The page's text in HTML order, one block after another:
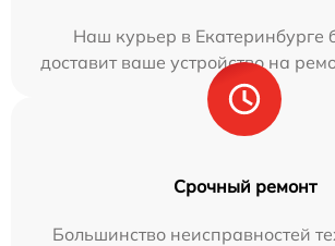
Наш курьер в Екатеринбурге
доставит ваше устройство на
Срочный ремонт
Большинство неисправностей